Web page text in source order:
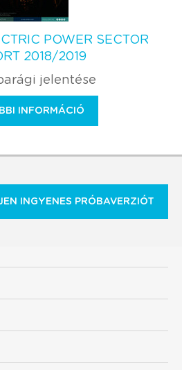
POWER SECTOR
2018/2019
jelentése
INFORMÁCIÓ
INGYENES PRÓBAVERZIÓT